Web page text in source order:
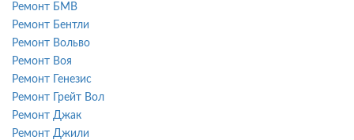
Ремонт БМВ
Ремонт Бентли
Ремонт Вольво
Ремонт Воя
Ремонт Генезис
Ремонт Грейт Вол
Ремонт Джак
Ремонт Джили